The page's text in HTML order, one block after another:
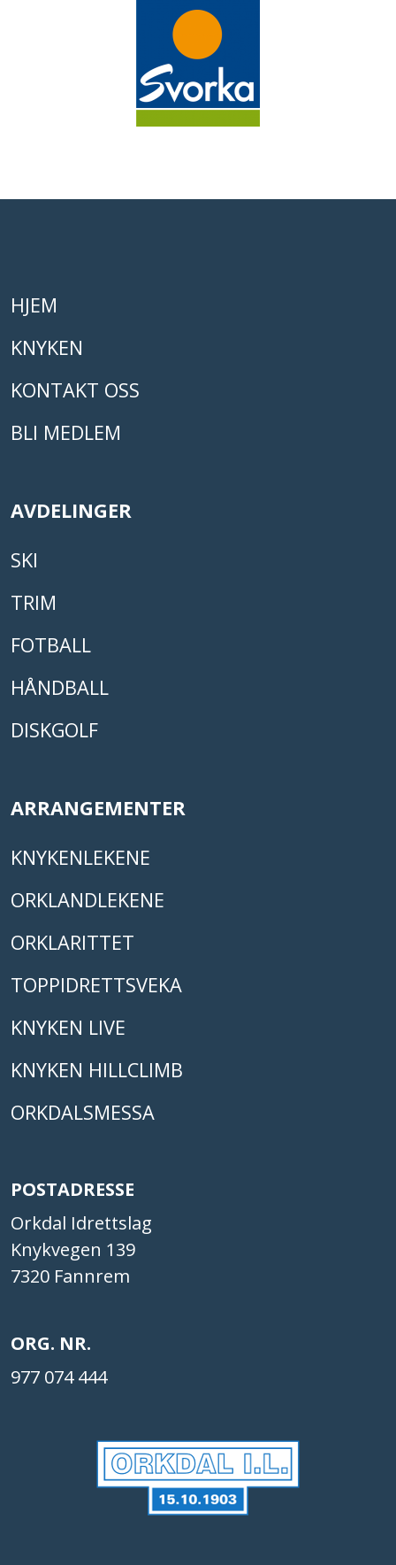
HJEM
KNYKEN
KONTAKT OSS
BLI MEDLEM
AVDELINGER
SKI
TRIM
FOTBALL
HÅNDBALL
DISKGOLF
ARRANGEMENTER
KNYKENLEKENE
ORKLANDLEKENE
ORKLARITTET
TOPPIDRETTSVEKA
KNYKEN LIVE
KNYKEN HILLCLIMB
ORKDALSMESSA
POSTADRESSE
Orkdal Idrettslag
Knykvegen 139
7320 Fannrem
ORG. NR.
977 074 444